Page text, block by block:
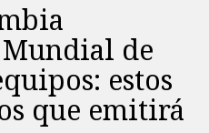
de
estos
que emitirá